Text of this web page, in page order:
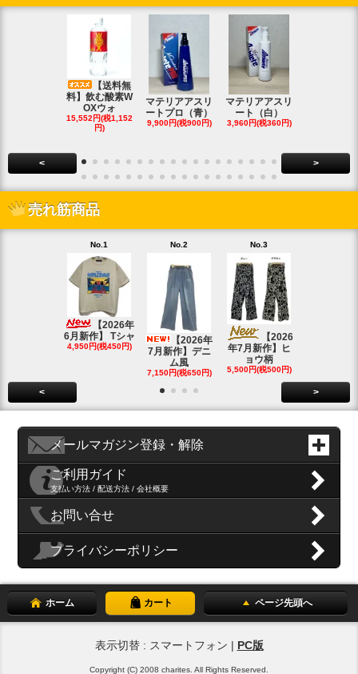
【送料無
料】飲む酸素W
OXウォ
15,552円(税1,152
円)
マテリアアスリ
ートプロ（青）
9,900円(税900円)
マテリアアスリ
ート（白）
3,960円(税360円)
< >
売れ筋商品
No.1
【2026年
6月新作】 Tシャ
4,950円(税450円)
No.2
【2026年
7月新作】デニ
ム風
7,150円(税650円)
No.3
【2026
年7月新作】ヒ
ョウ柄
5,500円(税500円)
< >
メールマガジン登録・解除
ご利用ガイド
支払い方法 / 配送方法 / 会社概要
お問い合せ
プライバシーポリシー
ホーム カート ページ先頭へ
表示切替 : スマートフォン | PC版
Copyright (C) 2008 charites. All Rights Reserved.